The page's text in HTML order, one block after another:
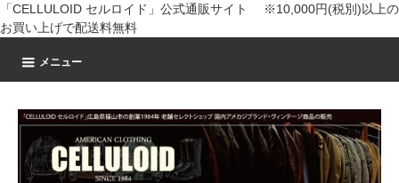
「CELLULOID セルロイド」公式通販サイト ※10,000円(税別)以上の
お買い上げで配送料無料
メニュー